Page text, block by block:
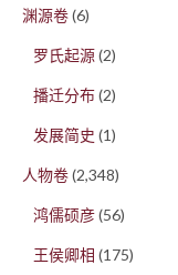
渊源卷(6)
罗氏起源(2)
播迁分布(2)
发展简史 (1)
人物卷(2,348)
鸿儒硕彦(56)
王侯卿相 (175)